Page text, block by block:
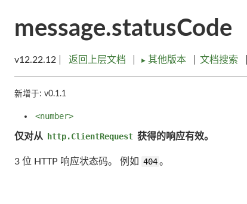
message.statusCode
v12.22.12 返回上层文档 ►其他版本 文档搜索
新增于: v0.1.1
<number>
仅对从 http.ClientRequest 获得的响应有效。
3 位 HTTP 响应状态码。 例如 404。